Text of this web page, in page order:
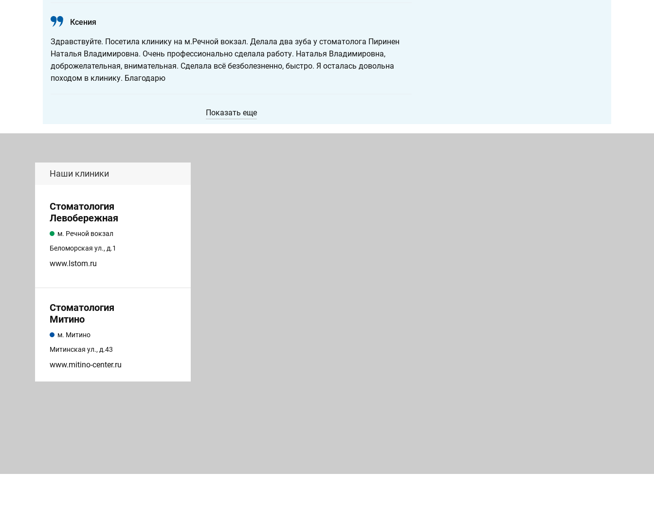
Ксения
Здравствуйте. Посетила клинику на м.Речной вокзал. Делала два зуба у стоматолога Пиринен
Наталья Владимировна. Очень профессионально сделала работу. Наталья Владимировна,
доброжелательная, внимательная. Сделала всё безболезненно, быстро. Я осталась довольна
походом в клинику. Благодарю
Показать еще
Наши клиники
Стоматология
Левобережная
м. Речной вокзал
Беломорская ул., д.1
www.lstom.ru
Стоматология
Митино
м. Митино
Митинская ул., д.43
www.mitino-center.ru